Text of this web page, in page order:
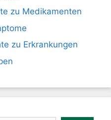
zu Medikamenten
zu Erkrankungen